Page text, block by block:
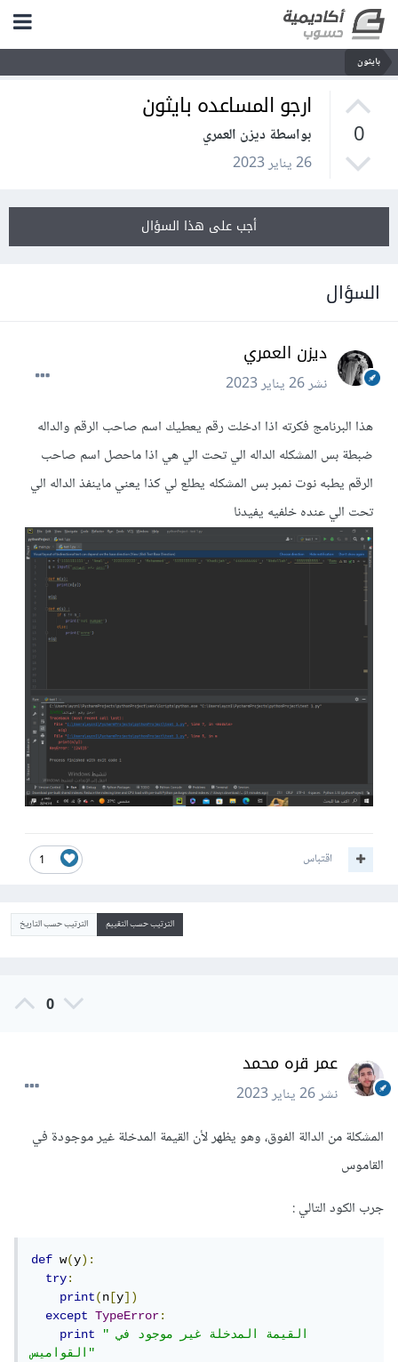
بايثون
0
ارجو المساعده بايثون
بواسطة ديزن العمري
26 يناير 2023
أجب على هذا السؤال
السؤال
ديزن العمري
نشر26 يناير 2023
هذا البرنامج فكرته اذا ادخلت رقم يعطيك اسم صاحب الرقم والداله
ضبطة بس المشكله الداله الي تحت الي هي اذا ماحصل اسم صاحب
الرقم يطبه نوت نمبر بس المشكله يطلع لي كذا يعني ماينفذ الداله الي
تحت الي عنده خلفيه يفيدنا
1 اقتباس
الترتيب حسب التقييم الترتيب حسب التاريخ
0
عمر قره محمد
نشر26 يناير 2023
المشكلة من الدالة الفوق، وهو يظهر لأن القيمة المدخلة غير موجودة في
القاموس
جرب الكود التالي
def w(y):
try:
print(n [y])
except
TypeError:
print
"القيمة المدخلة غير موجود في
القواميس"